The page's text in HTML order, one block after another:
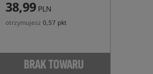
38,99 PLN
otrzymujesz 0,57 pkt
BRAK TOWARU